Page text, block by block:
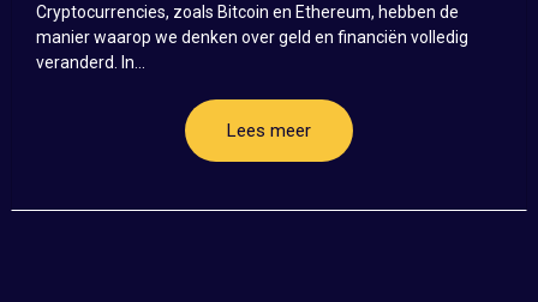
Cryptocurrencies, zoals Bitcoin en Ethereum, hebben de
manier waarop we denken over geld en financiën volledig
veranderd. In...
Lees meer